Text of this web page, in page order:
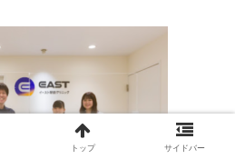
トップ サイドバー